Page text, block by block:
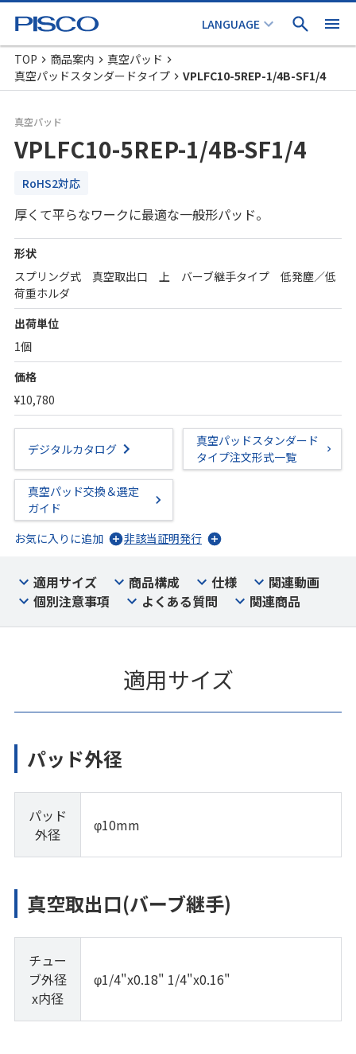
TOP 商品案内
真空パッド
真空パッドスタンダードタイプ
VPLFC10-5REP-1/4B-SF1/4
真空パッド
VPLFC10-5REP-1/4B-SF1/4
RoHS2対応
厚くて平らなワークに最適な一般形パッド。
形状
スプリング式 真空取出口 上 バーブ継手タイプ 低発塵／低
荷重ホルダ
出荷単位
1個
価格
¥10,780
デジタルカタログ
真空パッドスタンダード
タイプ注文形式一覧
真空パッド交換＆選定
ガイド
お気に入りに追加
非該当証明発行
適用サイズ 商品構成 仕様
関連動画
個別注意事項
よくある質問 関連商品
適用サイズ
パッド外径
パッド
外径
φ10mm
真空取出口(バーブ継手)
チュー
ブ外径
x内径
φ1/4"x0.18" 1/4"x0.16"